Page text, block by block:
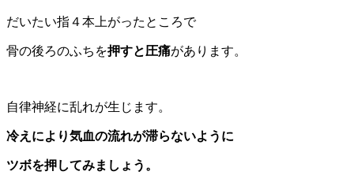
だいたい指４本上がったところで
骨の後ろのふちを押すと圧痛があります。
自律神経に乱れが生じます。
冷えにより気血の流れが滞らないように
ツボを押してみましょう。